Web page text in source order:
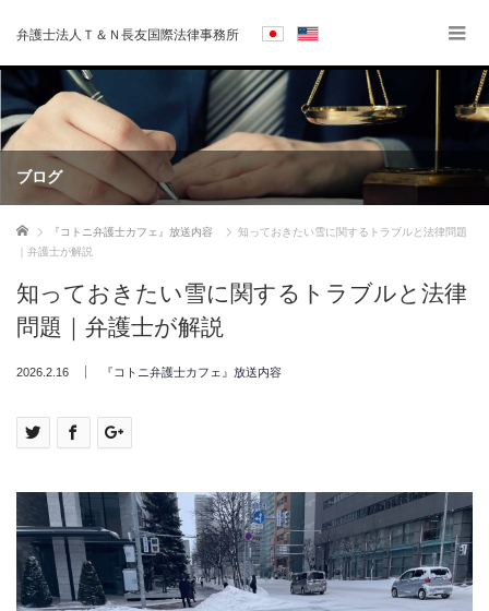
弁護士法人Ｔ＆Ｎ長友国際法律事務所
ブログ
ホーム 『コトニ弁護士カフェ』放送内容
知っておきたい雪に関するトラブルと法律問題
｜弁護士が解説
知っておきたい雪に関するトラブルと法律
問題｜弁護士が解説
2026.2.16 『コトニ弁護士カフェ』放送内容